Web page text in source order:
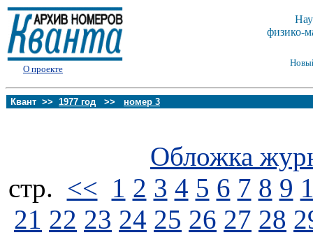
О проекте
физико-
Квант >> 1977 год >> номер 3
Обложка
стp. << 1 2 3 4 5 6 7 8 9
21 22 23 24 25 26 27 28